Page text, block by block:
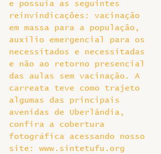
e possuía as seguintes
reinvindicações: vacinação
em massa para a população,
auxílio emergencial para os
necessitados e necessitadas
e não ao retorno presencial
das aulas sem vacinação. A
carreata teve como trajeto
algumas das principais
avenidas de Uberlândia,
confira a cobertura
fotográfica acessando nosso
site: www.sintetufu.org